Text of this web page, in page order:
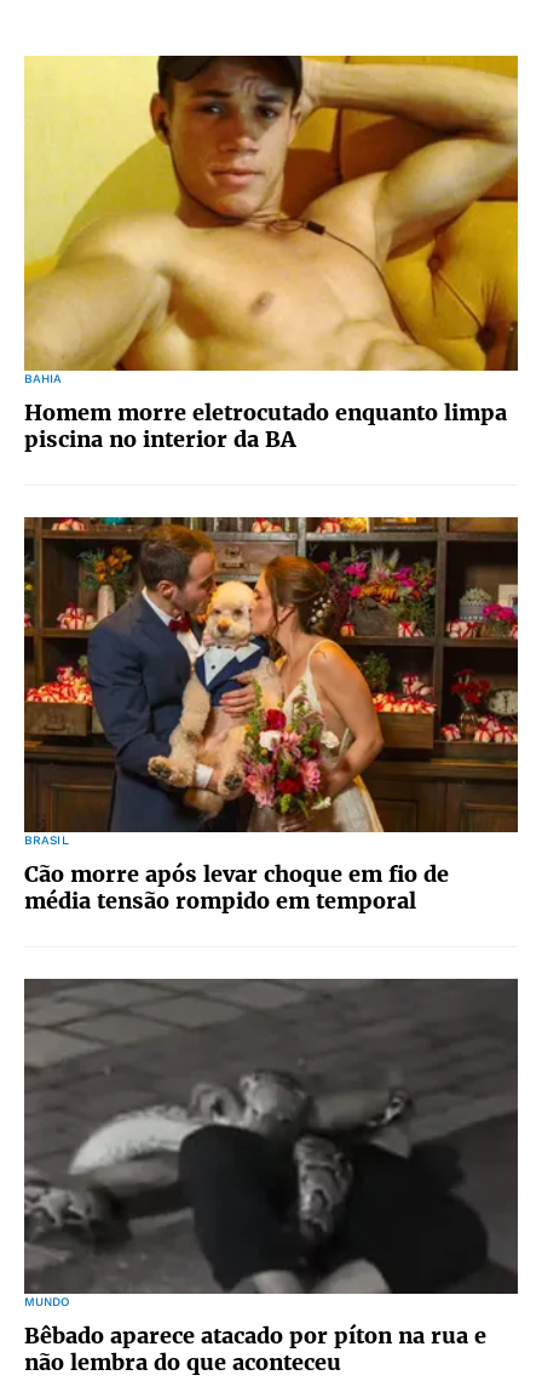
BAHIA
Homem morre eletrocutado enquanto limpa
piscina no interior da BA
BRASIL
Cão morre após levar choque em fio de
média tensão rompido em temporal
MUNDO
Bêbado aparece atacado por píton na rua e
não lembra do que aconteceu